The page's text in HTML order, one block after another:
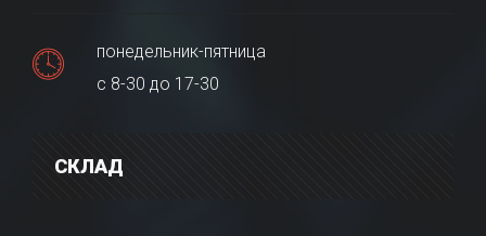
понедельник-пятница
с 8-30 до 17-30
СКЛАД